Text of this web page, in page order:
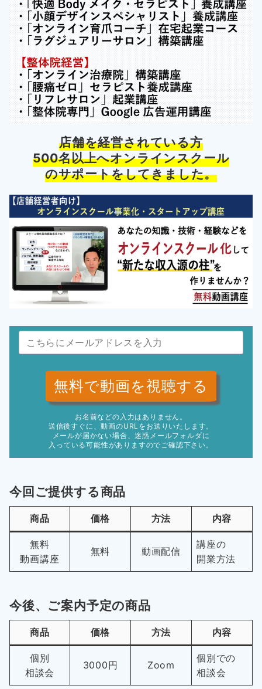
店舗を経営されている方
500名以上へオンラインスクール
のサポートをしてきました。
無料で動画を視聴する
お名前などの入力はありません。
送信後すぐに、動画のURLをお送りいたします。
メールが届かない場合、迷惑メールフォルダに
入っている可能性がありますのでご確認下さい。
今回ご提供する商品
商品 価格 方法 内容
無料
動画講座
無料 動画配信
講座の
開業方法
今後、ご案内予定の商品
商品 価格 方法 内容
個別
相談会
3000円 Zoom
個別での
相談会